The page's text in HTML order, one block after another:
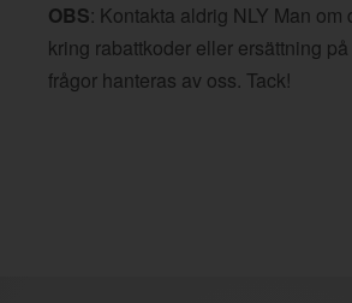
OBS: Kontakta aldrig NLY Man om
kring rabattkoder eller ersättning
frågor hanteras av oss. Tack!